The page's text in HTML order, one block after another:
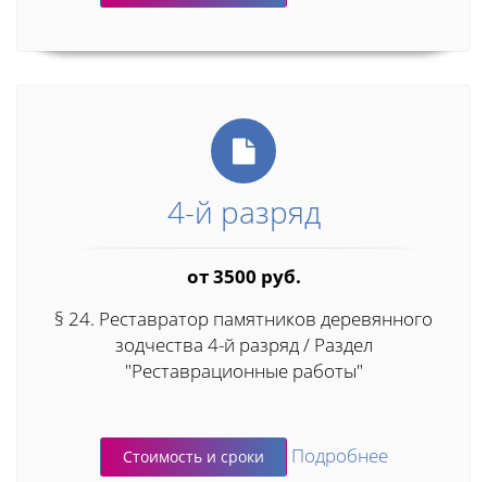
4-й разряд
от 3500 руб.
§ 24. Реставратор памятников деревянного
зодчества 4-й разряд / Раздел
"Реставрационные работы"
Стоимость и сроки Подробнее